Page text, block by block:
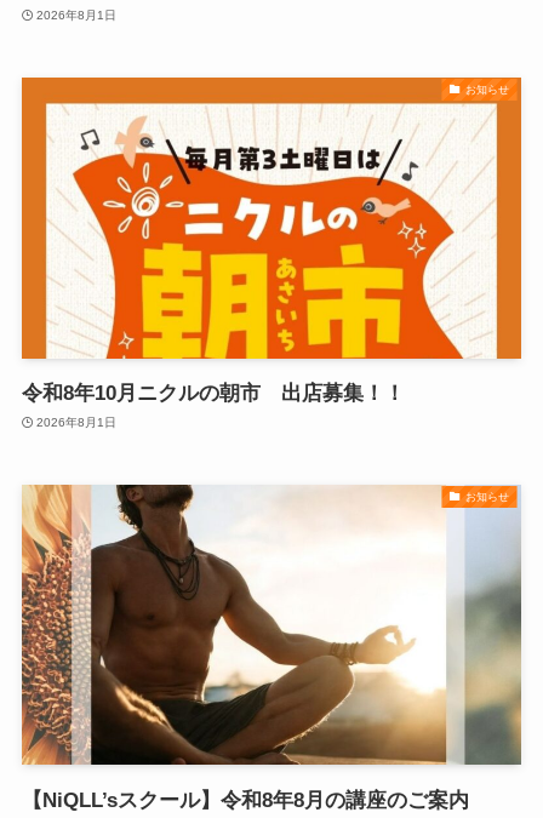
2026年8月1日
お知らせ
令和8年10月ニクルの朝市 出店募集！！
2026年8月1日
お知らせ
【NiQLL’sスクール】令和8年8月の講座のご案内